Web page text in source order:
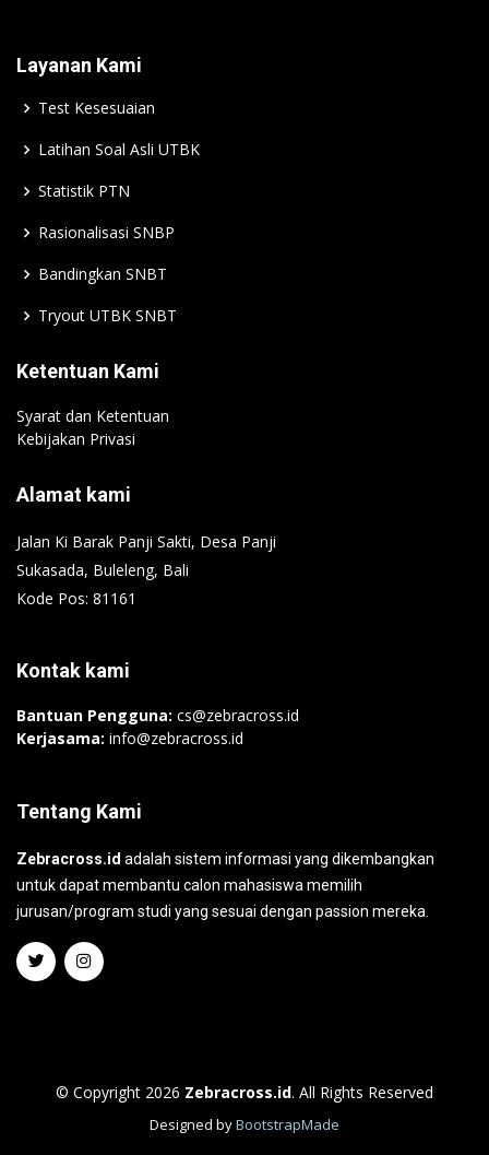
Layanan Kami
Test Kesesuaian
Latihan Soal Asli UTBK
Statistik PTN
Rasionalisasi SNBP
Bandingkan SNBT
Tryout UTBK SNBT
Ketentuan Kami
Syarat dan Ketentuan
Kebijakan Privasi
Alamat kami
Jalan Ki Barak Panji Sakti, Desa Panji
Sukasada, Buleleng, Bali
Kode Pos: 81161
Kontak kami
Bantuan Pengguna: cs@zebracross.id
Kerjasama: info@zebracross.id
Tentang Kami
Zebracross.id adalah sistem informasi yang dikembangkan
untuk dapat membantu calon mahasiswa memilih
jurusan/program studi yang sesuai dengan passion mereka.
© Copyright 2026 Zebracross.id. All Rights Reserved
Designed byBootstrapMade